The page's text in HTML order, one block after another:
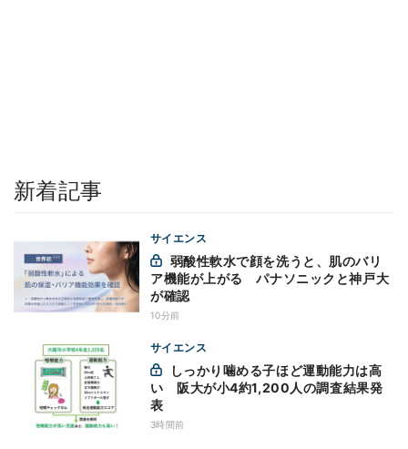
新着記事
サイエンス
ア機能が上がる パナソニックと神戸大
が確認
10分前
サイエンス
い 阪大が小4約1,200人の調査結果発
表
3時間前